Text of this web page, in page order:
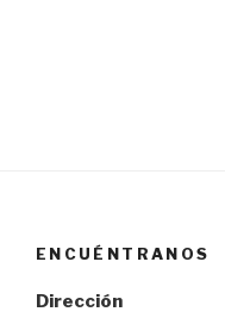
ENCUÉNTRANOS
Dirección